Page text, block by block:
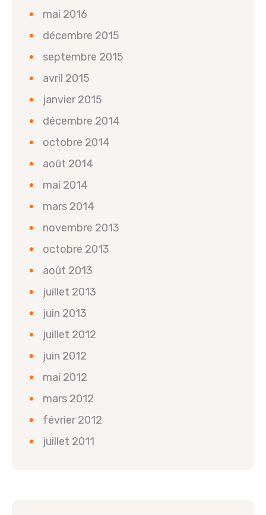
mai 2016
décembre 2015
septembre 2015
avril 2015
janvier 2015
décembre 2014
octobre 2014
août 2014
mai 2014
mars 2014
novembre 2013
octobre 2013
août 2013
juillet 2013
juin 2013
juillet 2012
juin 2012
mai 2012
mars 2012
février 2012
juillet 2011